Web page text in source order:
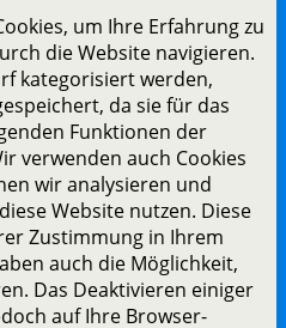
um Ihre Erfahrung zu
die Website navigieren.
kategorisiert werden,
da sie für das
Funktionen der
verwenden auch Cookies
wir analysieren und
Website nutzen. Diese
Zustimmung in Ihrem
auch die Möglichkeit,
Das Deaktivieren einiger
auf Ihre Browser-